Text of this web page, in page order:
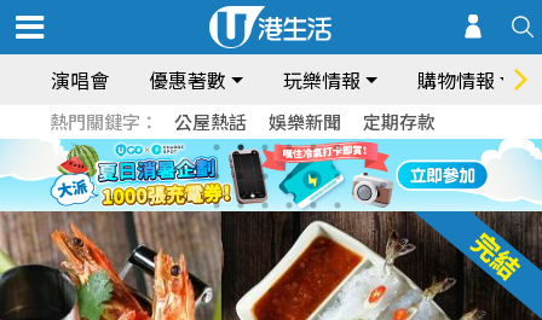
演唱會 優惠著數 玩樂情報 購物情報
熱門關鍵字： 公屋熱話 娛樂新聞 定期存款